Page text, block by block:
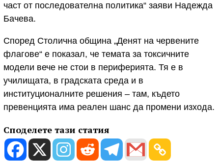
част от последователна политика“ заяви Надежда
Бачева.
Според Столична община „Денят на червените
флагове“ е показал, че темата за токсичните
модели вече не стои в периферията. Тя е в
училищата, в градската среда и в
институционалните решения – там, където
превенцията има реален шанс да промени изхода.
Споделете тази статия